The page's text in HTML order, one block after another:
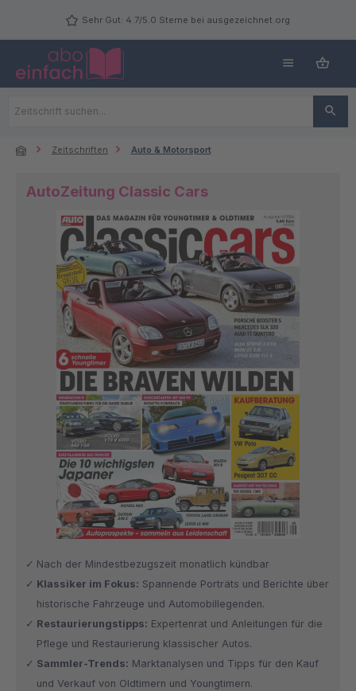
Zum Hauptinhalt springenSehr Gut: 4.7/5.0 Sterne bei ausgezeichnet.org
Zeitschriften Auto & Motorsport
AutoZeitung Classic Cars
Nach der Mindestbezugszeit monatlich kündbar
Klassiker im Fokus: Spannende Porträts und Berichte über
historische Fahrzeuge und Automobillegenden.
Restaurierungstipps: Expertenrat und Anleitungen für die
Pflege und Restaurierung klassischer Autos.
Sammler-Trends: Marktanalysen und Tipps für den Kauf
und Verkauf von Oldtimern und Youngtimern.